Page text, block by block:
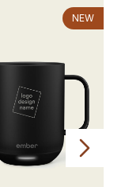
NEW